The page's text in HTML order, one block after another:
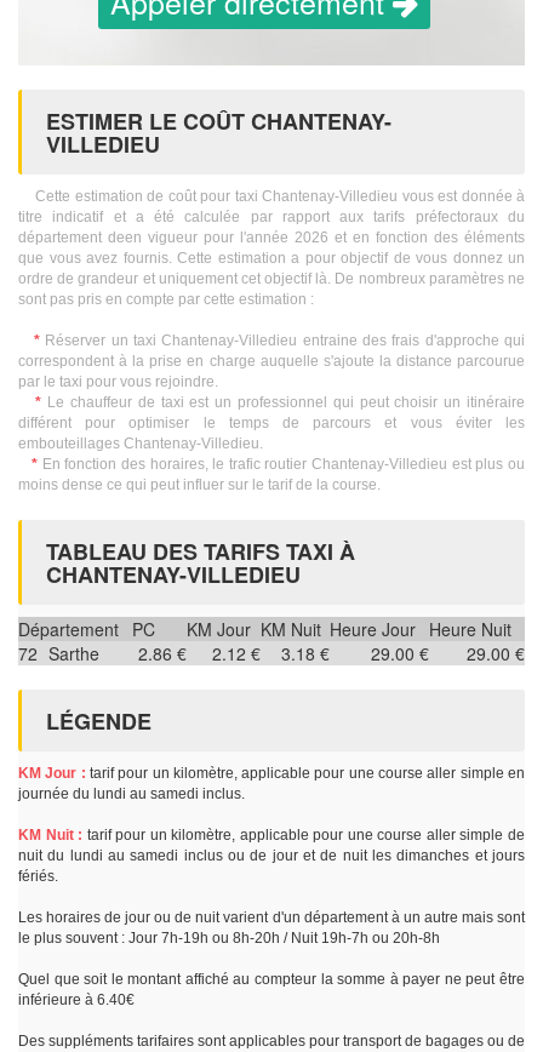
ESTIMER LE COÛT CHANTENAY-
VILLEDIEU
Cette estimation de coût pour taxi Chantenay-Villedieu vous est donnée à
titre indicatif et a été calculée par rapport aux tarifs préfectoraux du
département deen vigueur pour l'année 2026 et en fonction des éléments
que vous avez fournis. Cette estimation a pour objectif de vous donnez un
ordre de grandeur et uniquement cet objectif là. De nombreux paramètres ne
sont pas pris en compte par cette estimation :
* Réserver un taxi Chantenay-Villedieu entraine des frais d'approche qui
correspondent à la prise en charge auquelle s'ajoute la distance parcourue
par le taxi pour vous rejoindre.
* Le chauffeur de taxi est un professionnel qui peut choisir un itinéraire
différent pour optimiser le temps de parcours et vous éviter les
embouteillages Chantenay-Villedieu.
*En fonction des horaires, le trafic routier Chantenay-Villedieu est plus ou
moins dense ce qui peut influer sur le tarif de la course.
TABLEAU DES TARIFS TAXI À
CHANTENAY-VILLEDIEU
Département PC KM Jour KM Nuit Heure Jour Heure Nuit
72 Sarthe 2.86 € 2.12 € 3.18 € 29.00 € 29.00 €
LÉGENDE
KM Jour : tarif pour un kilomètre, applicable pour une course aller simple en
journée du lundi au samedi inclus.
KM Nuit : tarif pour un kilomètre, applicable pour une course aller simple de
nuit du lundi au samedi inclus ou de jour et de nuit les dimanches et jours
fériés.
Les horaires de jour ou de nuit varient d'un département à un autre mais sont
le plus souvent : Jour 7h-19h ou 8h-20h / Nuit 19h-7h ou 20h-8h
Quel que soit le montant affiché au compteur la somme à payer ne peut être
inférieure à 6.40€
Des suppléments tarifaires sont applicables pour transport de bagages ou de